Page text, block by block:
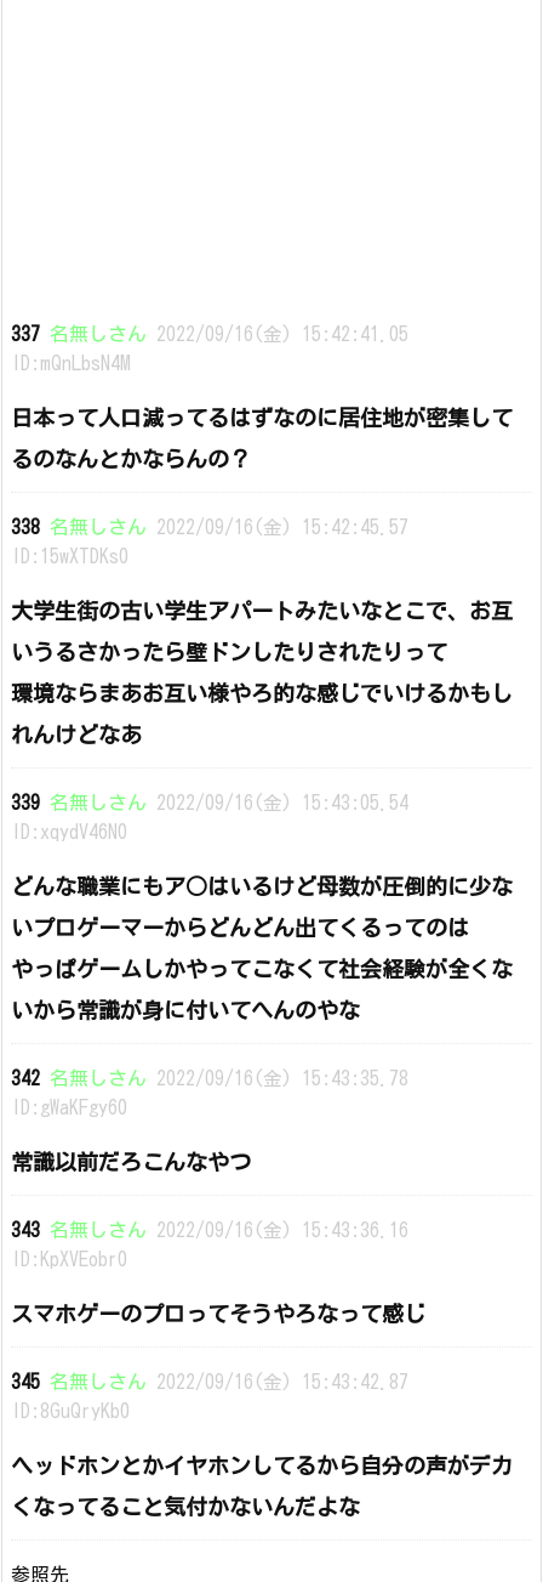
337 名無しさん 2022/09/16(金) 15:42:41.05
ID:mQnLbsN4M
日本って人口減ってるはずなのに居住地が密集して
るのなんとかならんの？
338 名無しさん 2022/09/16(金) 15:42:45.57
ID:15wXTDKs0
大学生街の古い学生アパートみたいなとこで、お互
いうるさかったら壁ドンしたりされたりって
環境ならまあお互い様やろ的な感じでいけるかもし
れんけどなあ
339 名無しさん 2022/09/16(金) 15:43:05.54
ID:xqydV46N0
どんな職業にもア○はいるけど母数が圧倒的に少な
いプロゲーマーからどんどん出てくるってのは
やっぱゲームしかやってこなくて社会経験が全くな
いから常識が身に付いてへんのやな
342 名無しさん 2022/09/16(金) 15:43:35.78
ID:gWaKFgy60
常識以前だろこんなやつ
343 名無しさん 2022/09/16(金) 15:43:36.16
ID:KpXVEobr0
スマホゲーのプロってそうやろなって感じ
345 名無しさん 2022/09/16(金) 15:43:42.87
ID:8GuQryKb0
ヘッドホンとかイヤホンしてるから自分の声がデカ
くなってること気付かないんだよな
参照先